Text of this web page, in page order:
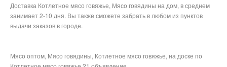
Доставка Котлетное мясо говяжье, Мясо говядины на дом, в среднем
занимает 2-10 дня. Вы также сможете забрать в любом из пунктов
выдачи заказов в городе.
Мясо оптом, Мясо говядины, Котлетное мясо говяжье, на доске по